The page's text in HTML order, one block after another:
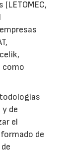
como
de
el
de